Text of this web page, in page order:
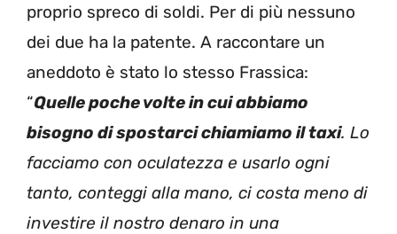
proprio spreco di soldi. Per di più nessuno
dei due ha la patente. A raccontare un
aneddoto è stato lo stesso Frassica:
“Quelle poche volte in cui abbiamo
bisogno di spostarci chiamiamo il taxi. Lo
facciamo con oculatezza e usarlo ogni
tanto, conteggi alla mano, ci costa meno di
investire il nostro denaro in una